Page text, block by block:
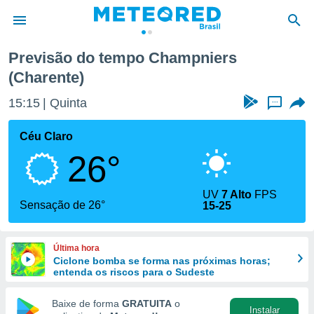
da
por
para
e
forma
Previsão do tempo Champniers
(Charente)
15:15 Quinta ...
Céu Claro
26°
Sensação de 26°
UV7 Alto FPS
15-25
Última hora
Ciclone bomba se forma nas próximas horas;
entenda os riscos para o Sudeste
Baixe de forma GRATUITA o
Instalar